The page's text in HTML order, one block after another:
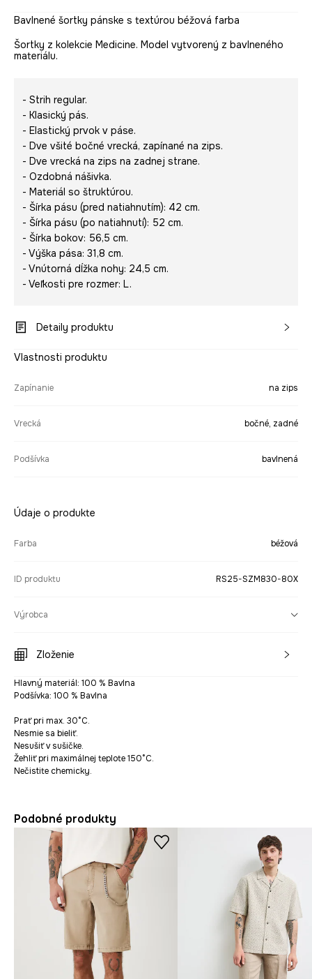
Bavlnené šortky pánske s textúrou béžová farba
Šortky z kolekcie Medicine. Model vytvorený z bavlneného
materiálu.
- Strih regular.
- Klasický pás.
- Elastický prvok v páse.
- Dve všité bočné vrecká, zapínané na zips.
- Dve vrecká na zips na zadnej strane.
- Ozdobná nášivka.
- Materiál so štruktúrou.
- Šírka pásu (pred natiahnutím): 42 cm.
- Šírka pásu (po natiahnutí): 52 cm.
- Šírka bokov: 56,5 cm.
- Výška pása: 31,8 cm.
- Vnútorná dĺžka nohy: 24,5 cm.
- Veľkosti pre rozmer: L.
Detaily produktu
Vlastnosti produktu
Zapínanie na zips
Vrecká bočné, zadné
Podšívka bavlnená
Údaje o produkte
Farba béžová
ID produktu RS25-SZM830-80X
Výrobca
Zloženie
Hlavný materiál: 100 % Bavlna
Podšívka: 100 % Bavlna
Prať pri max. 30°C.
Nesmie sa bieliť.
Nesušiť v sušičke.
Žehliť pri maximálnej teplote 150°C.
Nečistite chemicky.
Podobné produkty